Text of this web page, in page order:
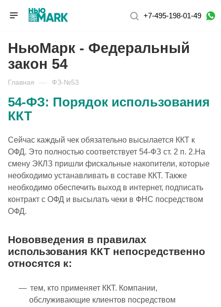
+7-495-198-01-49
НьюМарк - Федеральный
закон 54
Главная — ФЗ-№53
54-ФЗ: Порядок использования
ККТ
Сейчас каждый чек обязательно высылается ККТ к
ОФД. Это полностью соответствует 54-ФЗ ст. 2 п. 2.На
смену ЭКЛЗ пришли фискальные накопители, которые
необходимо устанавливать в составе ККТ. Также
необходимо обеспечить выход в интернет, подписать
контракт с ОФД и высылать чеки в ФНС посредством
ОФД.
Нововведения в правилах
использования ККТ непосредственно
относятся к:
тем, кто применяет ККТ. Компании,
обслуживающие клиентов посредством